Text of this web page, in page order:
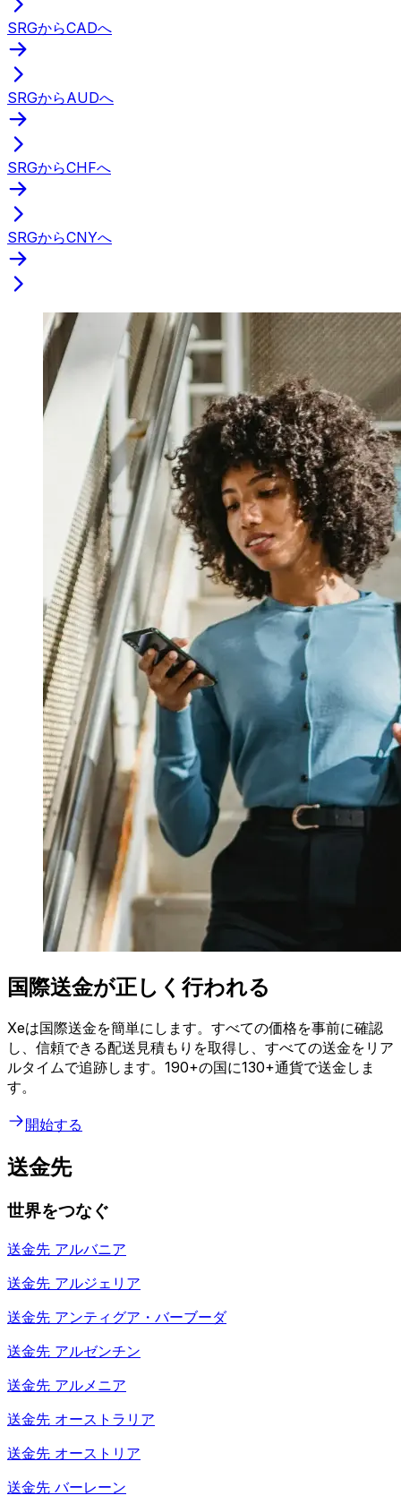
SRGからCADへ
SRGからAUDへ
SRGからCHFへ
SRGからCNYへ
国際送金が正しく行われる
Xeは国際送金を簡単にします。すべての価格を事前に確認
し、信頼できる配送見積もりを取得し、すべての送金をリア
ルタイムで追跡します。190+の国に130+通貨で送金しま
す。
開始する
送金先
世界をつなぐ
送金先 アルバニア
送金先 アルジェリア
送金先 アンティグア・バーブーダ
送金先 アルゼンチン
送金先 アルメニア
送金先 オーストラリア
送金先 オーストリア
送金先 バーレーン